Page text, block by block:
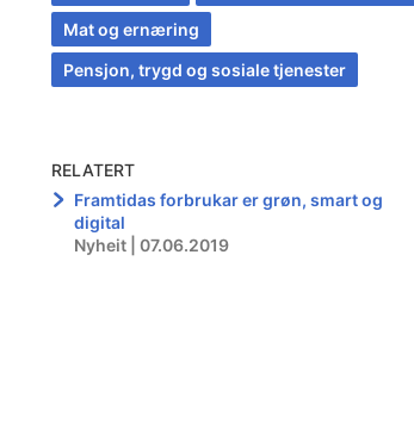
Mat og ernæring
Pensjon, trygd og sosiale tjenester
RELATERT
Framtidas forbrukar er grøn, smart og
digital
Nyheit | 07.06.2019